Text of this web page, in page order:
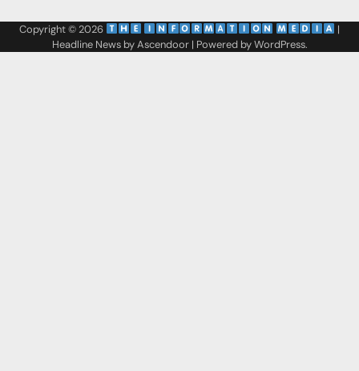
Copyright © 2026
|
Headline News byAscendoor| Powered byWordPress.